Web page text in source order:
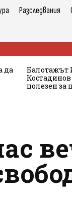
Разследвания
да
Балотажът
полезен за